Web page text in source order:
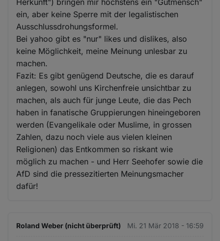
Herkunft") bringen mir höchstens ein "Gutmensch"
ein, aber keine Sperre mit der legalistischen
Ausschlussdrohungsformel.
Bei yahoo gibt es "nur" likes und dislikes, also
keine Möglichkeit, meine Meinung unlesbar zu
machen.
Fazit: Es gibt genügend Deutsche, die es darauf
anlegen, sowohl uns Kirchenfreie unsichtbar zu
machen, als auch für junge Leute, die das Pech
haben in fanatische Gruppierungen hineingeboren
werden (Evangelikale oder Muslime, in grossen
Zahlen, dazu noch viele aus vielen kleinen
Religionen) das Entkommen so riskant wie
möglich zu machen - und Herr Seehofer sowie die
AfD sind die pressezitierten Meinungsmacher
dafür!
Roland Weber (nicht überprüft) Mi. 21 Mär 2018 - 16:59